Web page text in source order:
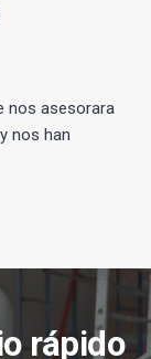
nos asesorara
nos han
rápido